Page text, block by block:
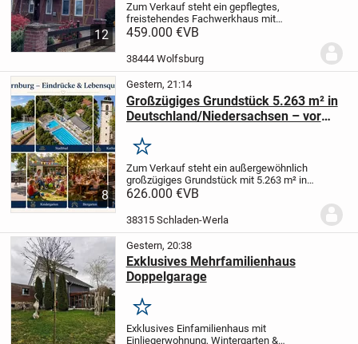
12
Zum Verkauf steht ein gepflegtes,
freistehendes Fachwerkhaus mit
Nebengebäude auf einem ca. 1.289 m²
Ortsteil Hattorf. Die Immobilie bietet ca.
230 m² Wohnfläche,...
459.000 €VB
38444 Wolfsburg
8
Gestern, 21:14
Großzügiges Grundstück 5.263 m² in
Deutschland/Niedersachsen – vor
Braunschweig und Wolfsburg, nahe
Goslar und Harz
Merken
Zum Verkauf steht ein außergewöhnlich
großzügiges Grundstück mit 5.263 m² in
38315 Hornburg, Niedersachsen,
aus Großstadtnähe, Natur, viel Platz und
langfristigem...
626.000 €VB
38315 Schladen-Werla
Gestern, 20:38
Exklusives Mehrfamilienhaus
Doppelgarage
Merken
Exklusives Einfamilienhaus mit
Einliegerwohnung, Wintergarten &